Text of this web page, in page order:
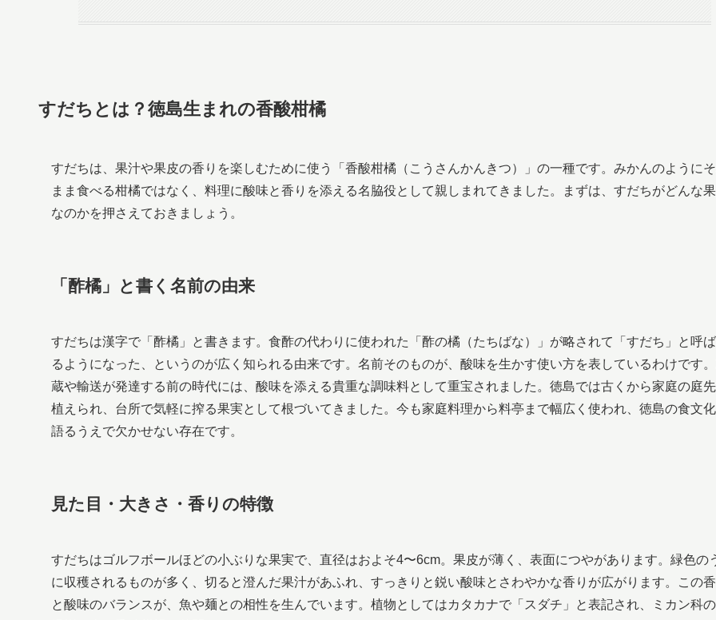
すだちとは？徳島生まれの香酸柑橘
すだちは、果汁や果皮の香りを楽しむために使う「香酸柑橘（こうさんかんきつ）」の一種です。みかんのように
まま食べる柑橘ではなく、料理に酸味と香りを添える名脇役として親しまれてきました。まずは、すだちがどんな
なのかを押さえておきましょう。
「酢橘」と書く名前の由来
すだちは漢字で「酢橘」と書きます。食酢の代わりに使われた「酢の橘（たちばな）」が略されて「すだち」と呼
るようになった、というのが広く知られる由来です。名前そのものが、酸味を生かす使い方を表しているわけです
蔵や輸送が発達する前の時代には、酸味を添える貴重な調味料として重宝されました。徳島では古くから家庭の庭
植えられ、台所で気軽に搾る果実として根づいてきました。今も家庭料理から料亭まで幅広く使われ、徳島の食文
語るうえで欠かせない存在です。
見た目・大きさ・香りの特徴
すだちはゴルフボールほどの小ぶりな果実で、直径はおよそ4〜6cm。果皮が薄く、表面につやがあります。緑色の
に収穫されるものが多く、切ると澄んだ果汁があふれ、すっきりと鋭い酸味とさわやかな香りが広がります。この香
と酸味のバランスが、魚や麺との相性を生んでいます。植物としてはカタカナで「スダチ」と表記され、ミカン科